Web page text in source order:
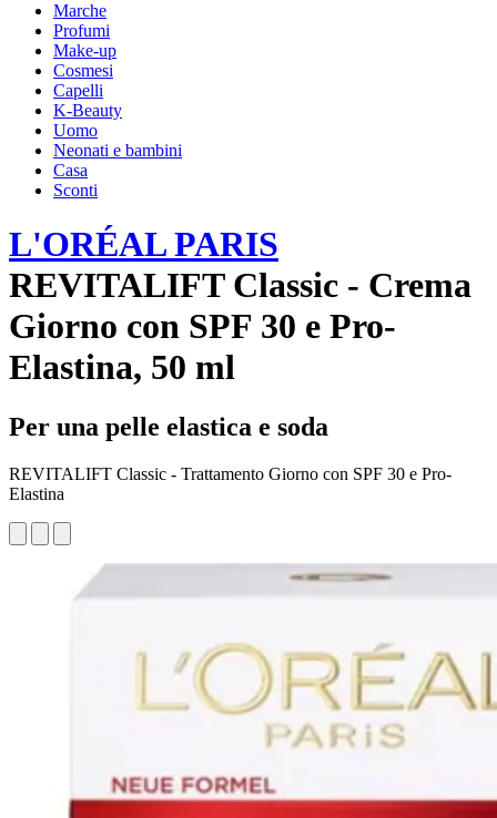
Marche
Profumi
Make-up
Cosmesi
Capelli
K-Beauty
Uomo
Neonati e bambini
Casa
Sconti
L'ORÉAL PARIS
REVITALIFT Classic - Crema
Giorno con SPF 30 e Pro-
Elastina, 50 ml
Per una pelle elastica e soda
REVITALIFT Classic - Trattamento Giorno con SPF 30 e Pro-
Elastina